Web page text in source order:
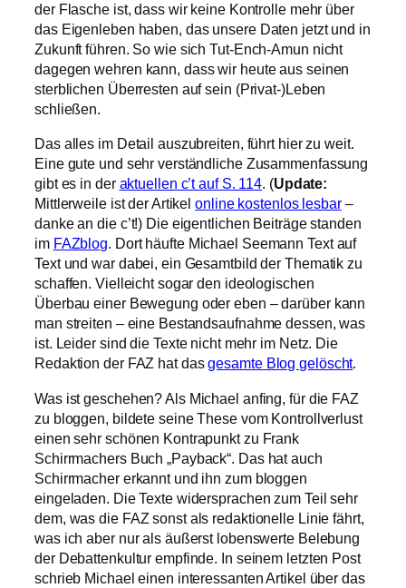
der Flasche ist, dass wir keine Kontrolle mehr über
das Eigenleben haben, das unsere Daten jetzt und in
Zukunft führen. So wie sich Tut-Ench-Amun nicht
dagegen wehren kann, dass wir heute aus seinen
sterblichen Überresten auf sein (Privat-)Leben
schließen.
Das alles im Detail auszubreiten, führt hier zu weit.
Eine gute und sehr verständliche Zusammenfassung
gibt es in der aktuellen c’t auf S. 114. (Update:
Mittlerweile ist der Artikelonline kostenlos lesbar–
danke an die c’t!) Die eigentlichen Beiträge standen
im FAZblog. Dort häufte Michael Seemann Text auf
Text und war dabei, ein Gesamtbild der Thematik zu
schaffen. Vielleicht sogar den ideologischen
Überbau einer Bewegung oder eben – darüber kann
man streiten – eine Bestandsaufnahme dessen, was
ist. Leider sind die Texte nicht mehr im Netz. Die
Redaktion der FAZ hat dasgesamte Blog gelöscht.
Was ist geschehen? Als Michael anfing, für die FAZ
zu bloggen, bildete seine These vom Kontrollverlust
einen sehr schönen Kontrapunkt zu Frank
Schirrmachers Buch „Payback“. Das hat auch
Schirrmacher erkannt und ihn zum bloggen
eingeladen. Die Texte widersprachen zum Teil sehr
dem, was die FAZ sonst als redaktionelle Linie fährt,
was ich aber nur als äußerst lobenswerte Belebung
der Debattenkultur empfinde. In seinem letzten Post
schrieb Michael einen interessanten Artikel über das